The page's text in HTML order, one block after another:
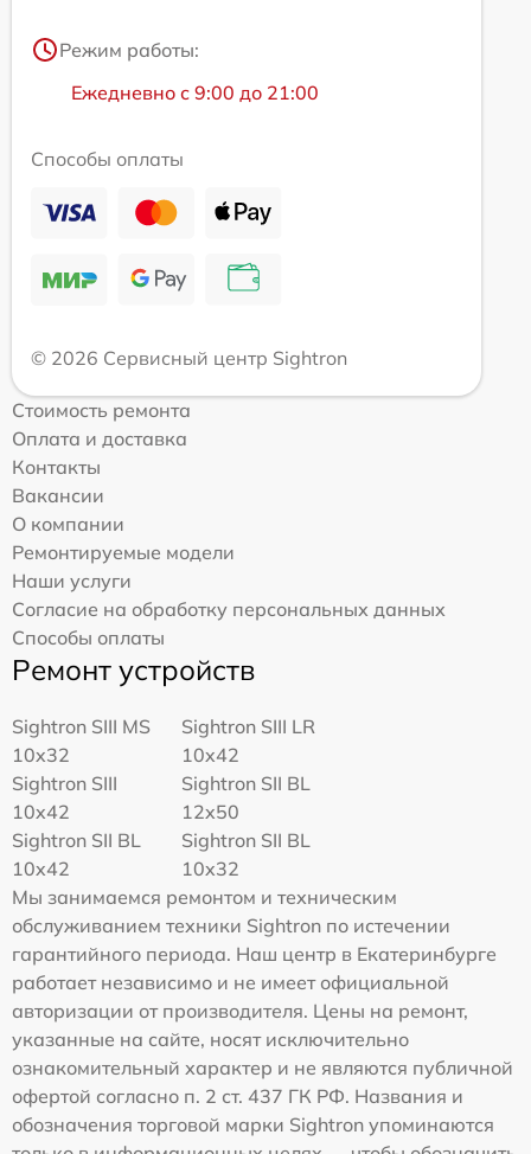
Режим работы:
Ежедневно с 9:00 до 21:00
Способы оплаты
© 2026 Сервисный центр Sightron
Стоимость ремонта
Оплата и доставка
Контакты
Вакансии
О компании
Ремонтируемые модели
Наши услуги
Согласие на обработку персональных данных
Способы оплаты
Ремонт устройств
Sightron SIII MS
10x32
Sightron SIII LR
10x42
Sightron SIII
10x42
Sightron SII BL
12x50
Sightron SII BL
10x42
Sightron SII BL
10x32
Мы занимаемся ремонтом и техническим
обслуживанием техники Sightron по истечении
гарантийного периода. Наш центр в Екатеринбурге
работает независимо и не имеет официальной
авторизации от производителя. Цены на ремонт,
указанные на сайте, носят исключительно
ознакомительный характер и не являются публичной
офертой согласно п. 2 ст. 437 ГК РФ. Названия и
обозначения торговой марки Sightron упоминаются